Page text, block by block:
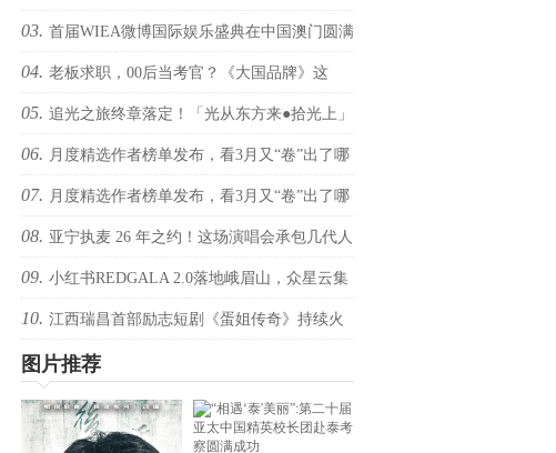
局，替都市人预约一场不赶时间的晚风
03. 首届WIEA微博国际娱乐盛典在中国澳门圆满
落幕 朴宰范、边伯贤、RIIZE、BILLKIN、PP
KR
04. 老板求职，00后当考官？《大国品牌》这
场“反向招聘”脱口秀，让企业家“集体破防”
05. 追光之旅终章落定！「光从东方来●拾光上」
音乐会定档4月20日
06. 月度精选作者榜单发布，看3月又“卷”出了哪
些抖音爆款？
07. 月度精选作者榜单发布，看3月又“卷”出了哪
些抖音爆款？
08. 亚宁执麦 26 年之约！这场演唱会承包几代人
的回忆
09. 小红书REDGALA 2.0落地峨眉山，众星云集
共赴春日野心之约
10. 江西瑞昌首部励志短剧《蛋姐传奇》持续火
爆！双平台数据刷新纪录，见证本土力量
图片推荐